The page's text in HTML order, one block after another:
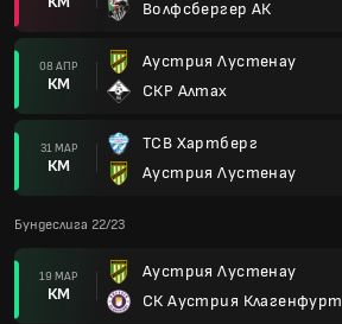
Волфсбергер АК
08 АПР
КМ
Аустрия Лустенау
СКР Алтах
31 МАР
КМ
ТСВ Хартберг
Аустрия Лустенау
Бундеслига 22/23
19 МАР
КМ
Аустрия Лустенау
СК Аустрия Клагенфурт